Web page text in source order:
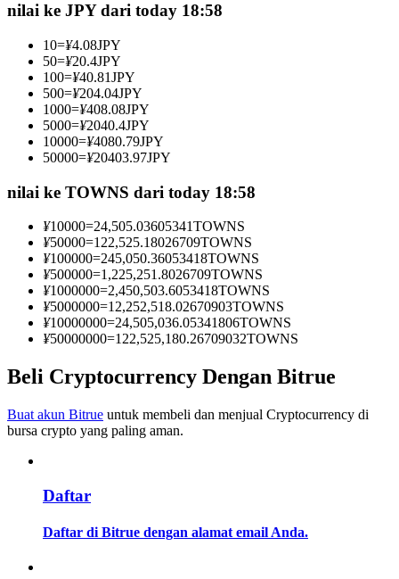
Menjadi Pedagang Salinan
Analisis data besar termasuk info perdagangan, dll.
nilai ke JPY dari today 18:58
10=¥4.08JPY
50=¥20.4JPY
100=¥40.81JPY
500=¥204.04JPY
1000=¥408.08JPY
5000=¥2040.4JPY
10000=¥4080.79JPY
50000=¥20403.97JPY
nilai ke TOWNS dari today 18:58
¥10000=24,505.03605341TOWNS
¥50000=122,525.18026709TOWNS
¥100000=245,050.36053418TOWNS
¥500000=1,225,251.8026709TOWNS
¥1000000=2,450,503.6053418TOWNS
¥5000000=12,252,518.02670903TOWNS
¥10000000=24,505,036.05341806TOWNS
¥50000000=122,525,180.26709032TOWNS
Beli Cryptocurrency Dengan Bitrue
Buat akun Bitrue untuk membeli dan menjual Cryptocurrency di
bursa crypto yang paling aman.
Daftar
Daftar di Bitrue dengan alamat email Anda.